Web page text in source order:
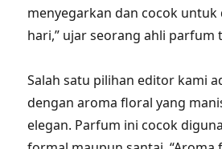
menyegarkan dan cocok
hari,” ujar seorang ahli parfum
Salah satu pilihan editor kami
dengan aroma floral yang
elegan. Parfum ini cocok